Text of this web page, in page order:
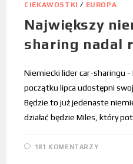
CIEKAWOSTKI / EUROPA
Największy
sharing nadal
Niemiecki lider car-sharingu -
początku lipca udostępni
Będzie to już jedenaste
działać będzie Miles, który
181 KOMENTARZY